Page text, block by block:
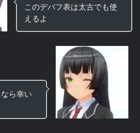
このデバフ表は太古でも使
えるよ
ら幸い